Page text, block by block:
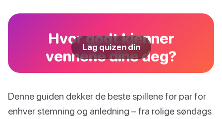
Hvor godt kjenner
vennene dine deg?
Lag quizen din
Denne guiden dekker de beste spillene for par for
enhver stemning og anledning – fra rolige søndags